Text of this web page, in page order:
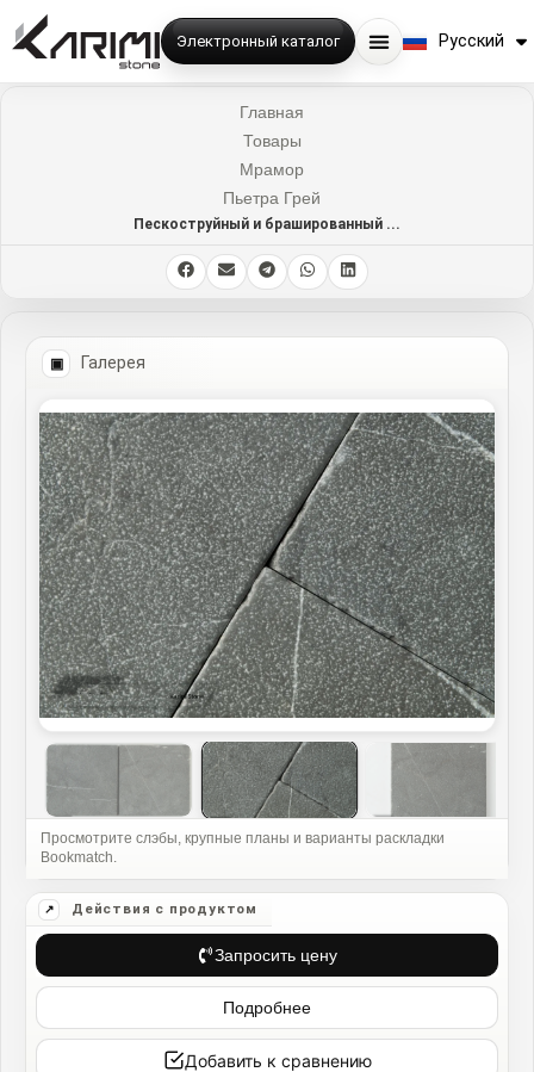
Русский
فارسی
Электронный каталог
Главная
Товары
Мрамор
Пьетра Грей
Пескоструйный и брашированный ...
Галерея
Запросить цену
Подробнее
Добавить к сравнению